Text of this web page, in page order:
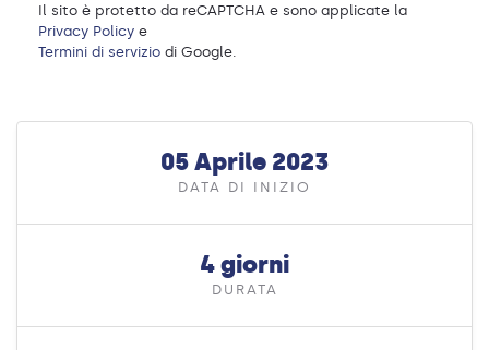
Il sito è protetto da reCAPTCHA e sono applicate la
Privacy Policy e
Termini di servizio di Google.
05 Aprile 2023
DATA DI INIZIO
4 giorni
DURATA